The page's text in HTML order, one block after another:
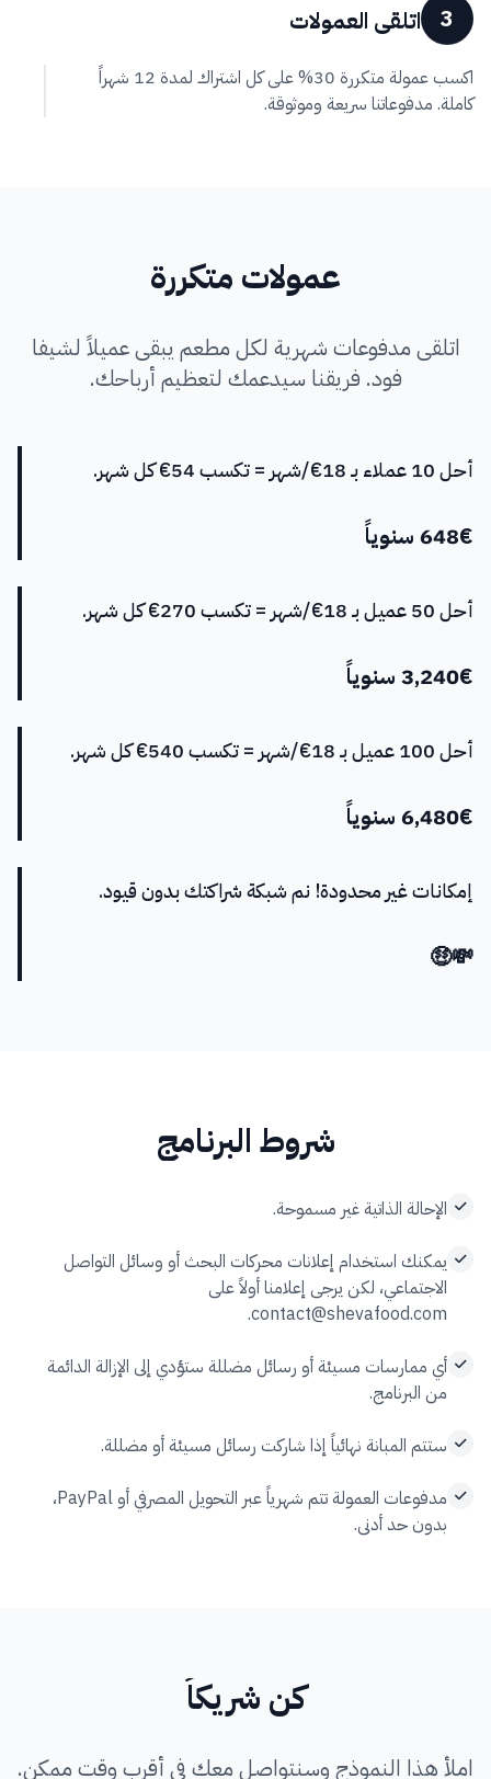
3 اتلقى العمولات
اكسب عمولة متكررة 30% على كل اشتراك لمدة 12 شهراً
كاملة. مدفوعاتنا سريعة وموثوقة.
عمولات متكررة
اتلقى مدفوعات شهرية لكل مطعم يبقى عميلاً لشيفا
فود. فريقنا سيدعمك لتعظيم أرباحك.
أحل 10 عملاء بـ 18€/شهر = تكسب 54€ كل شهر.
648€ سنوياً
أحل 50 عميل بـ 18€/شهر = تكسب 270€ كل شهر.
3,240€ سنوياً
أحل 100 عميل بـ 18€/شهر = تكسب 540€ كل شهر.
6,480€ سنوياً
إمكانات غير محدودة! نم شبكة شراكتك بدون قيود.
💸🤑
شروط البرنامج
الإحالة الذاتية غير مسموحة.
يمكنك استخدام إعلانات محركات البحث أو وسائل التواصل
الاجتماعي، لكن يرجى إعلامنا أولاً على
contact@shevafood.com
.
أي ممارسات مسيئة أو رسائل مضللة ستؤدي إلى الإزالة الدائمة
من البرنامج.
ستتم المبانة نهائياً إذا شاركت رسائل مسيئة أو مضللة.
مدفوعات العمولة تتم شهرياً عبر التحويل المصرفي أو PayPal،
بدون حد أدنى.
كن شريكاً
املأ هذا النموذج وسنتواصل معك في أقرب وقت ممكن.